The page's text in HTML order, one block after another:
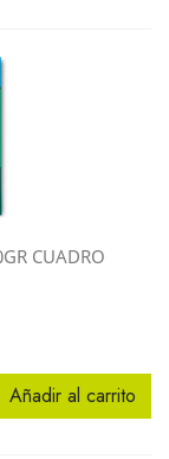
CUADRO
Añadir al carrito